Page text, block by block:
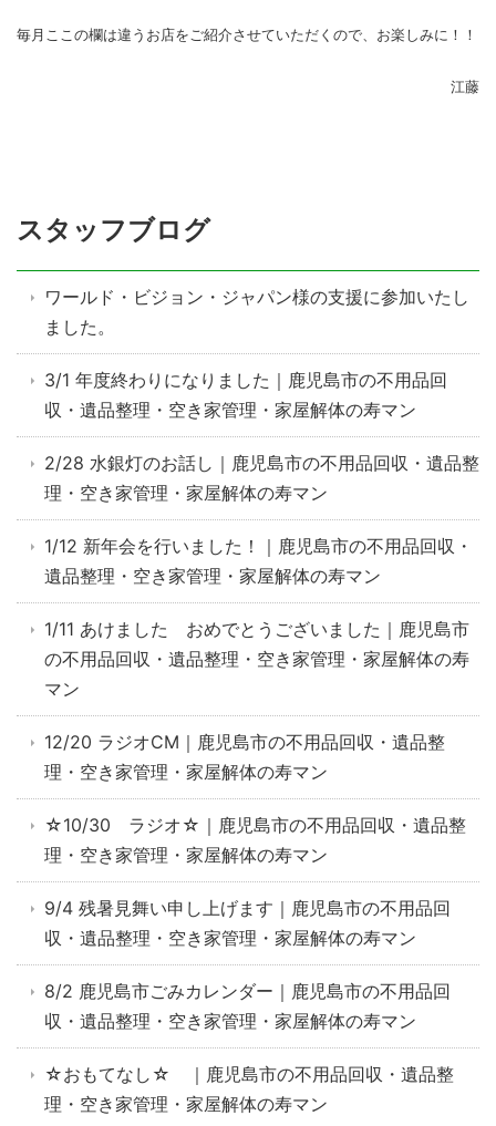
毎月ここの欄は違うお店をご紹介させていただくので、お楽しみに！！
江藤
スタッフブログ
ワールド・ビジョン・ジャパン様の支援に参加いたし
ました。
3/1 年度終わりになりました｜鹿児島市の不用品回
収・遺品整理・空き家管理・家屋解体の寿マン
2/28 水銀灯のお話し｜鹿児島市の不用品回収・遺品整
理・空き家管理・家屋解体の寿マン
1/12 新年会を行いました！｜鹿児島市の不用品回収・
遺品整理・空き家管理・家屋解体の寿マン
1/11 あけました おめでとうございました｜鹿児島市
の不用品回収・遺品整理・空き家管理・家屋解体の寿
マン
12/20 ラジオCM｜鹿児島市の不用品回収・遺品整
理・空き家管理・家屋解体の寿マン
☆10/30 ラジオ☆｜鹿児島市の不用品回収・遺品整
理・空き家管理・家屋解体の寿マン
9/4 残暑見舞い申し上げます｜鹿児島市の不用品回
収・遺品整理・空き家管理・家屋解体の寿マン
8/2 鹿児島市ごみカレンダー｜鹿児島市の不用品回
収・遺品整理・空き家管理・家屋解体の寿マン
☆おもてなし☆ ｜鹿児島市の不用品回収・遺品整
理・空き家管理・家屋解体の寿マン